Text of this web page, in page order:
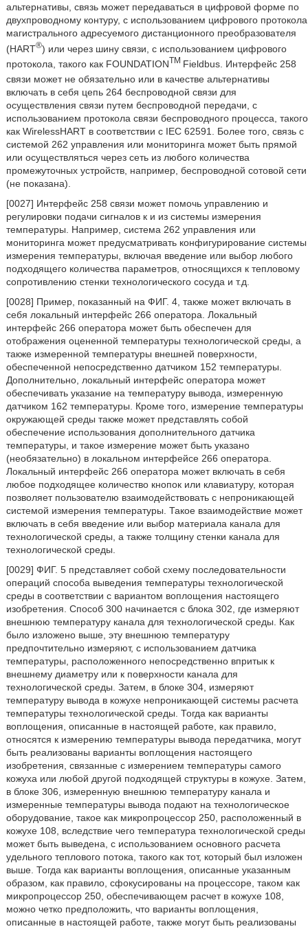
альтернативы, связь может передаваться в цифровой форме по
двухпроводному контуру, с использованием цифрового протокола
магистрального адресуемого дистанционного преобразователя
(HART®) или через шину связи, с использованием цифрового
протокола, такого как FOUNDATIONTM Fieldbus. Интерфейс 258
связи может не обязательно или в качестве альтернативы
включать в себя цепь 264 беспроводной связи для
осуществления связи путем беспроводной передачи, с
использованием протокола связи беспроводного процесса, такого
как WirelessHART в соответствии с IEC 62591. Более того, связь с
системой 262 управления или мониторинга может быть прямой
или осуществляться через сеть из любого количества
промежуточных устройств, например, беспроводной сотовой сети
(не показана).
[0027] Интерфейс 258 связи может помочь управлению и
регулировки подачи сигналов к и из системы измерения
температуры. Например, система 262 управления или
мониторинга может предусматривать конфигурирование системы
измерения температуры, включая введение или выбор любого
подходящего количества параметров, относящихся к тепловому
сопротивлению стенки технологического сосуда и т.д.
[0028] Пример, показанный на ФИГ. 4, также может включать в
себя локальный интерфейс 266 оператора. Локальный
интерфейс 266 оператора может быть обеспечен для
отображения оцененной температуры технологической среды, а
также измеренной температуры внешней поверхности,
обеспеченной непосредственно датчиком 152 температуры.
Дополнительно, локальный интерфейс оператора может
обеспечивать указание на температуру вывода, измеренную
датчиком 162 температуры. Кроме того, измерение температуры
окружающей среды также может представлять собой
обеспечение использования дополнительного датчика
температуры, и такое измерение может быть указано
(необязательно) в локальном интерфейсе 266 оператора.
Локальный интерфейс 266 оператора может включать в себя
любое подходящее количество кнопок или клавиатуру, которая
позволяет пользователю взаимодействовать с непроникающей
системой измерения температуры. Такое взаимодействие может
включать в себя введение или выбор материала канала для
технологической среды, а также толщину стенки канала для
технологической среды.
[0029] ФИГ. 5 представляет собой схему последовательности
операций способа выведения температуры технологической
среды в соответствии с вариантом воплощения настоящего
изобретения. Способ 300 начинается с блока 302, где измеряют
внешнюю температуру канала для технологической среды. Как
было изложено выше, эту внешнюю температуру
предпочтительно измеряют, с использованием датчика
температуры, расположенного непосредственно впритык к
внешнему диаметру или к поверхности канала для
технологической среды. Затем, в блоке 304, измеряют
температуру вывода в кожухе непроникающей системы расчета
температуры технологической среды. Тогда как варианты
воплощения, описанные в настоящей работе, как правило,
относятся к измерению температуры вывода передатчика, могут
быть реализованы варианты воплощения настоящего
изобретения, связанные с измерением температуры самого
кожуха или любой другой подходящей структуры в кожухе. Затем,
в блоке 306, измеренную внешнюю температуру канала и
измеренные температуры вывода подают на технологическое
оборудование, такое как микропроцессор 250, расположенный в
кожухе 108, вследствие чего температура технологической среды
может быть выведена, с использованием основного расчета
удельного теплового потока, такого как тот, который был изложен
выше. Тогда как варианты воплощения, описанные указанным
образом, как правило, сфокусированы на процессоре, таком как
микропроцессор 250, обеспечивающем расчет в кожухе 108,
можно четко предположить, что варианты воплощения,
описанные в настоящей работе, также могут быть реализованы